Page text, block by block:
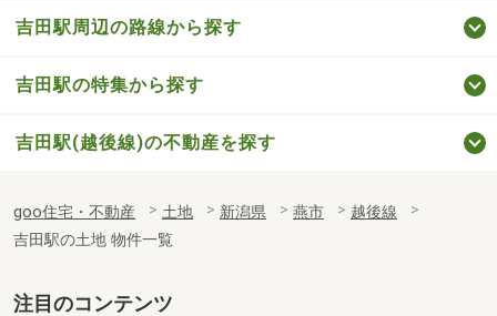
吉田駅周辺の路線から探す
吉田駅の特集から探す
吉田駅(越後線)の不動産を探す
goo住宅・不動産 土地 新潟県 燕市
越後線
吉田駅の土地 物件一覧
注目のコンテンツ